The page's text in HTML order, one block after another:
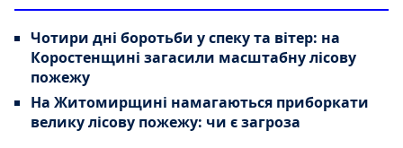
Чотири дні боротьби у спеку та вітер: на
Коростенщині загасили масштабну лісову
пожежу
На Житомирщині намагаються приборкати
велику лісову пожежу: чи є загроза